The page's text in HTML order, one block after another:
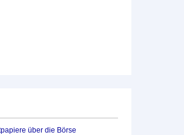
über die Börse